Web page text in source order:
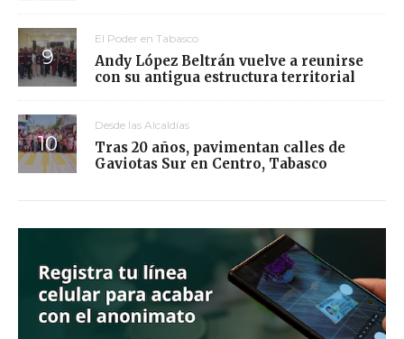
El Poder en Tabasco
Andy López Beltrán vuelve a reunirse
con su antigua estructura territorial
Desde las Alcaldías
Tras 20 años, pavimentan calles de
Gaviotas Sur en Centro, Tabasco